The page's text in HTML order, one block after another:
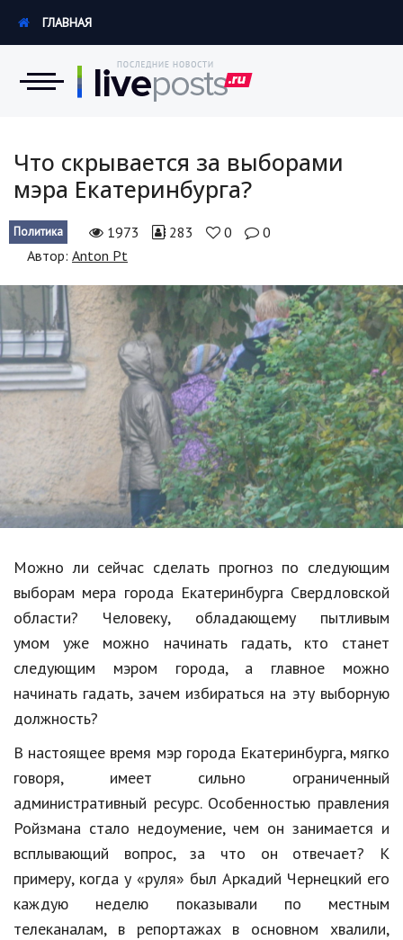
Экономика
Происшествия
Россия
Наука и техника
Политика
Образование
В мире
Культура
Авто, мото
Спорт
Знаменитости
Статьи
Обзоры
Красота и здоровье
Hi-Tech. Интернет
Авто, мото
Дом и сад
Недвижимость
ГЛАВНАЯ
Что скрывается за выборами
мэра Екатеринбурга?
Политика 1973 283 0
0
Автор: Anton Pt
Можно ли сейчас сделать прогноз по следующим
выборам мера города Екатеринбурга Свердловской
области? Человеку, обладающему пытливым
умом уже можно начинать гадать, кто станет
следующим мэром города, а главное можно
начинать гадать, зачем избираться на эту выборную
должность?
В настоящее время мэр города Екатеринбурга, мягко
говоря, имеет сильно ограниченный
административный ресурс. Особенностью правления
Ройзмана стало недоумение, чем он занимается и
всплывающий вопрос, за что он отвечает? К
примеру, когда у «руля» был Аркадий Чернецкий его
каждую неделю показывали по местным
телеканалам, в репортажах в основном хвалили,